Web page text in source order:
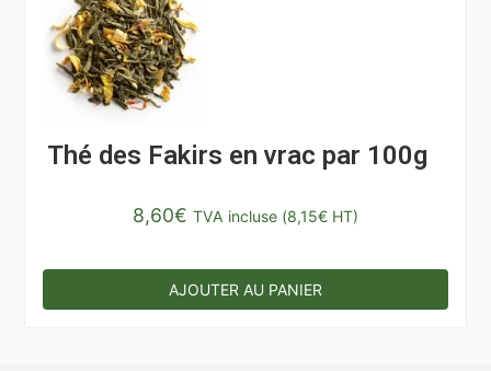
Thé des Fakirs en vrac par 100g
8,60€ TVA incluse (8,15€ HT)
AJOUTER AU PANIER